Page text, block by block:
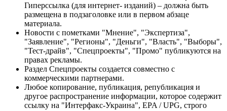
Гиперссылка (для интернет- изданий) – должна быть
размещена в подзаголовке или в первом абзаце
материала.
Новости с пометками "Мнение", "Экспертиза",
"Заявление", "Регионы", "Деньги", "Власть", "Выборы",
"Тест-драйв", "Спецпроекты", "Промо" публикуются на
правах рекламы.
Раздел Спецпроекты создается совместно с
коммерческими партнерами.
Любое копирование, публикация, републикация и
другое распространение информации, которое содержит
ссылку на "Интерфакс-Украина", EPA / UPG, строго